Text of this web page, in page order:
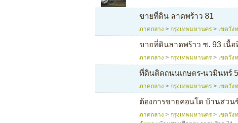
ขายที่ดิน ลาดพร้าว 81
ภาคกลาง > กรุงเทพมหานคร > เขตวัง
ขายที่ดินลาดพร้าว ซ. 93 เนื้อ
ภาคกลาง > กรุงเทพมหานคร > เขตวัง
ที่ดินติดถนนเกษตร-นวมินทร์
ภาคกลาง > กรุงเทพมหานคร > เขตวัง
ต้องการขายคอนโด บ้านสวน
ภาคกลาง > กรุงเทพมหานคร > เขตวัง